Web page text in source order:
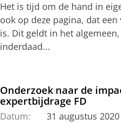
Het is tijd om de hand in
ook op deze pagina, dat
is. Dit geldt in het
inderdaad...
Onderzoek naar de
expertbijdrage FD
Datum:
31 augustus 2020